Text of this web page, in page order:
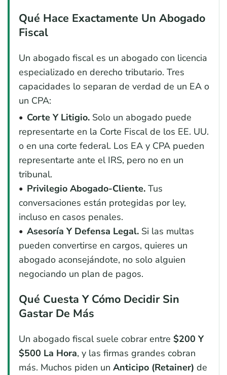
Qué Hace Exactamente Un Abogado
Fiscal
Un abogado fiscal es un abogado con licencia
especializado en derecho tributario. Tres
capacidades lo separan de verdad de un EA o
un CPA:
Corte Y Litigio. Solo un abogado puede
representarte en la Corte Fiscal de los EE. UU.
o en una corte federal. Los EA y CPA pueden
representarte ante el IRS, pero no en un
tribunal.
Privilegio Abogado-Cliente. Tus
conversaciones están protegidas por ley,
incluso en casos penales.
Asesoría Y Defensa Legal. Si las multas
pueden convertirse en cargos, quieres un
abogado aconsejándote, no solo alguien
negociando un plan de pagos.
Qué Cuesta Y Cómo Decidir Sin
Gastar De Más
Un abogado fiscal suele cobrar entre $200 Y
$500 La Hora, y las firmas grandes cobran
más. Muchos piden un Anticipo (retainer) de